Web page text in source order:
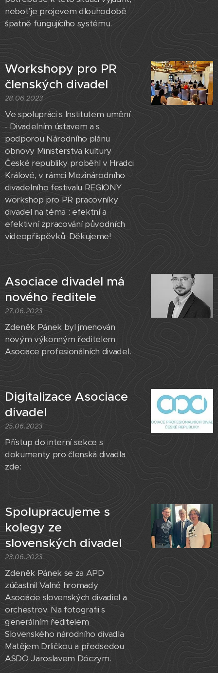
neboť je projevem dlouhodobě
špatně fungujícího systému.
Workshopy pro PR
členských divadel
28.06.2023
Ve spolupráci s Institutem umění
- Divadelním ústavem a s
podporou Národního plánu
obnovy Ministerstva kultury
České republiky proběhl v Hradci
Králové, v rámci Mezinárodního
divadelního festivalu REGIONY
workshop pro PR pracovníky
divadel na téma : efektní a
efektivní zpracování původních
videopříspěvků. Děkujeme!
Asociace divadel má
nového ředitele
27.06.2023
​Zdeněk Pánek byl jmenován
novým výkonným ředitelem
Asociace profesionálních divadel.
Digitalizace Asociace
divadel
25.06.2023
Přístup do interní sekce s
dokumenty pro členská divadla
zde:
Spolupracujeme s
kolegy ze
slovenských divadel
23.06.2023
Zdeněk Pánek se za APD
zúčastnil Valné hromady
Asociácie slovenských divadiel a
orchestrov. Na fotografii s
generálním ředitelem
Slovenského národního divadla
Matějem Drličkou a předsedou
ASDO Jaroslavem Dóczym.